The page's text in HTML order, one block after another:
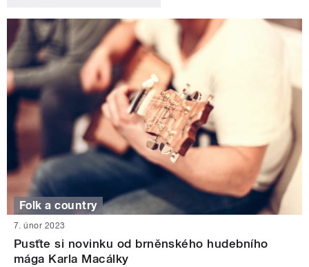
Folk a country
7. únor 2023
Pusťte si novinku od brněnského hudebního
mága Karla Macálky